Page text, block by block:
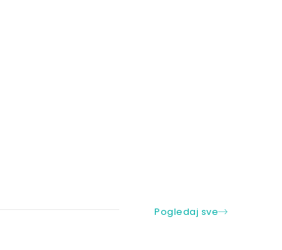
Pogledaj sve